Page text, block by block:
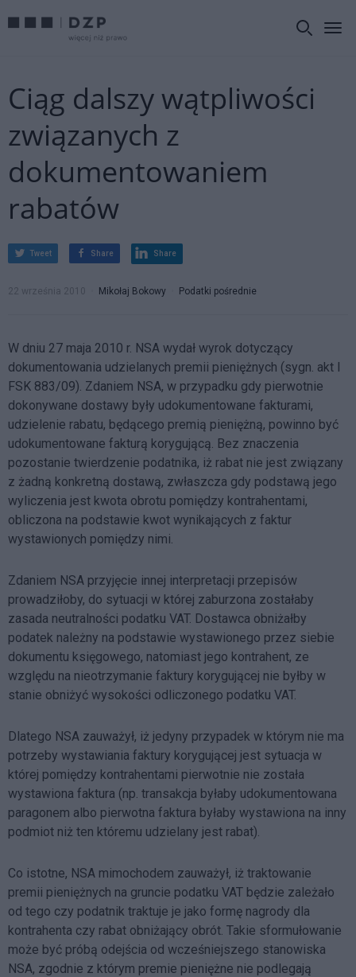
Ciąg dalszy wątpliwości
związanych z
dokumentowaniem
rabatów
Tweet Share Share
22 września 2010 Mikołaj Bokowy Podatki pośrednie
W dniu 27 maja 2010 r. NSA wydał wyrok dotyczący
dokumentowania udzielanych premii pieniężnych (sygn. akt I
FSK 883/09). Zdaniem NSA, w przypadku gdy pierwotnie
dokonywane dostawy były udokumentowane fakturami,
udzielenie rabatu, będącego premią pieniężną, powinno być
udokumentowane fakturą korygującą. Bez znaczenia
pozostanie twierdzenie podatnika, iż rabat nie jest związany
z żadną konkretną dostawą, zwłaszcza gdy podstawą jego
wyliczenia jest kwota obrotu pomiędzy kontrahentami,
obliczona na podstawie kwot wynikających z faktur
wystawionych pomiędzy nimi.
Zdaniem NSA przyjęcie innej interpretacji przepisów
prowadziłoby, do sytuacji w której zaburzona zostałaby
zasada neutralności podatku VAT. Dostawca obniżałby
podatek należny na podstawie wystawionego przez siebie
dokumentu księgowego, natomiast jego kontrahent, ze
względu na nieotrzymanie faktury korygującej nie byłby w
stanie obniżyć wysokości odliczonego podatku VAT.
Dlatego NSA zauważył, iż jedyny przypadek w którym nie ma
potrzeby wystawiania faktury korygującej jest sytuacja w
której pomiędzy kontrahentami pierwotnie nie została
wystawiona faktura (np. transakcja byłaby udokumentowana
paragonem albo pierwotna faktura byłaby wystawiona na inny
podmiot niż ten któremu udzielany jest rabat).
Co istotne, NSA mimochodem zauważył, iż traktowanie
premii pieniężnych na gruncie podatku VAT będzie zależało
od tego czy podatnik traktuje je jako formę nagrody dla
kontrahenta czy rabat obniżający obrót. Takie sformułowanie
może być próbą odejścia od wcześniejszego stanowiska
NSA, zgodnie z którym premie pieniężne nie podlegają